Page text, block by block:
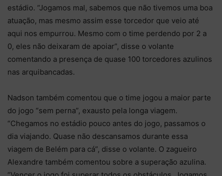
estádio. “Jogamos mal, sabemos que não tivemos uma boa
atuação, mas mesmo assim esse torcedor que veio até
aqui nos empurrou. Mesmo com o time perdendo por 2 a
0, eles não deixaram de apoiar”, disse o volante
comentando a presença de quase 100 torcedores azulinos
nas arquibancadas.
Nadson também comentou que o time jogou a maior parte
do jogo “sem perna”, exausto pela longa viagem.
“Chegamos no estádio pouco antes do jogo, passamos o
dia viajando. Quase não descansamos durante essa
viagem de Belém para cá”, disse o volante. O zagueiro
Alexandre também comentou sobre a superação azulina.